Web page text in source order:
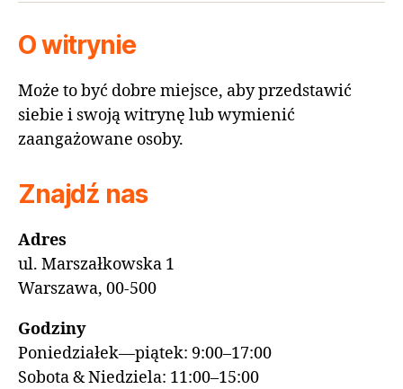
O witrynie
Może to być dobre miejsce, aby przedstawić
siebie i swoją witrynę lub wymienić
zaangażowane osoby.
Znajdź nas
Adres
ul. Marszałkowska 1
Warszawa, 00-500
Godziny
Poniedziałek—piątek: 9:00–17:00
Sobota & Niedziela: 11:00–15:00